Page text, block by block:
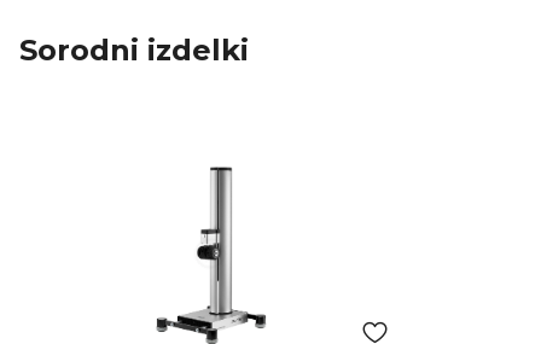
Sorodni izdelki